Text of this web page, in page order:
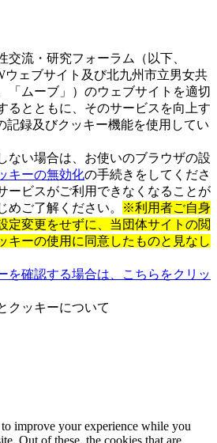
交流・研究フォーラム（以下、
ウェブサイト及び北九州市立男女共
「ムーブ」）のウェブサイトを適切
るとともに、そのサービスを向上す
記録及びクッキー機能を使用してい
ない場合は、お使いのブラウザの設
キーの無効化の手続きをしてくださ
ービスがご利用できなくなることが
めご了解ください。
※利用者ご自身
定変更をせずに、当団体サイトの閲
キーの使用に同意したものと見なし
を確認する場合は、こちらをクリッ
クッキーについて
improve your experience while you